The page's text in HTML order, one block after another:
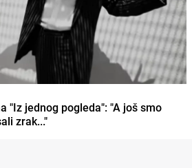
"Iz jednog pogleda": "A još smo
zrak..."